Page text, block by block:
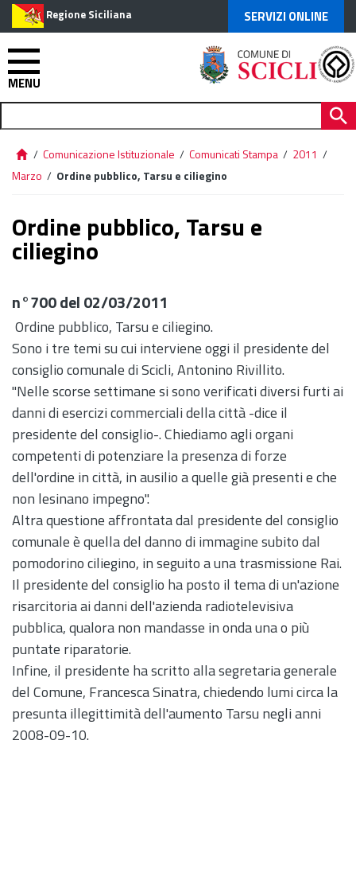
Regione Siciliana SERVIZI ONLINE
MENU
/ Comunicazione Istituzionale / Comunicati Stampa / 2011 /
Marzo / Ordine pubblico, Tarsu e ciliegino
Ordine pubblico, Tarsu e
ciliegino
n°700 del 02/03/2011
Ordine pubblico, Tarsu e ciliegino.
Sono i tre temi su cui interviene oggi il presidente del
consiglio comunale di Scicli, Antonino Rivillito.
"Nelle scorse settimane si sono verificati diversi furti ai
danni di esercizi commerciali della città -dice il
presidente del consiglio-. Chiediamo agli organi
competenti di potenziare la presenza di forze
dell'ordine in città, in ausilio a quelle già presenti e che
non lesinano impegno".
Altra questione affrontata dal presidente del consiglio
comunale è quella del danno di immagine subito dal
pomodorino ciliegino, in seguito a una trasmissione Rai.
Il presidente del consiglio ha posto il tema di un'azione
risarcitoria ai danni dell'azienda radiotelevisiva
pubblica, qualora non mandasse in onda una o più
puntate riparatorie.
Infine, il presidente ha scritto alla segretaria generale
del Comune, Francesca Sinatra, chiedendo lumi circa la
presunta illegittimità dell'aumento Tarsu negli anni
2008-09-10.